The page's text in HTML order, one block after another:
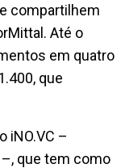
compartilhem
Até o
em quatro
que
iNO.VC –
que tem como